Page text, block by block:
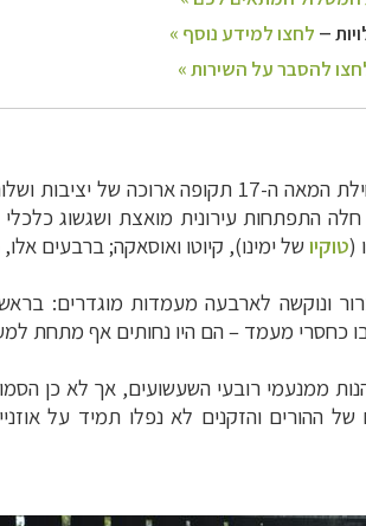
השוגון לבית טוקוגאוו'ה הצליח להביא
מ-260 שנים, במהלכן חלה התפתחות עירונית
(טוקיושל ימינו), קיוטו ואוסאקה; ברבעים
ונוקשה לארבעה מעמדות מוגדרים:
כחסרי מעמד –הם היו נחותים אף מתחת
ממנעמי רובעי השעשועים, אך לא כן
ההורים והזקנים לא נפלו תמיד על